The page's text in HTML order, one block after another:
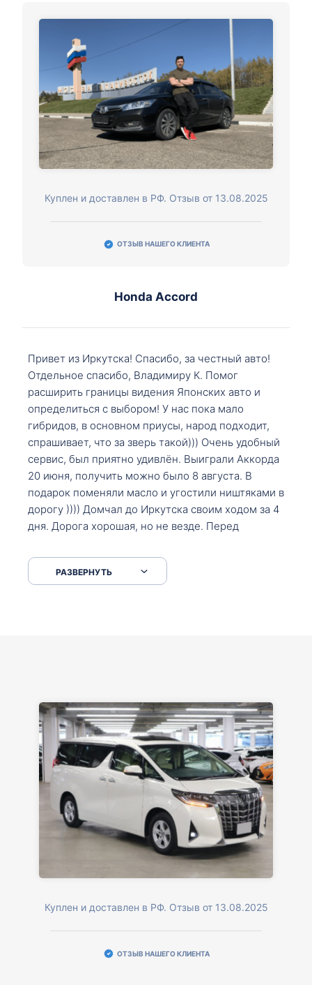
Куплен и доставлен в РФ. Отзыв от 13.08.2025
ОТЗЫВ НАШЕГО КЛИЕНТА
Honda Accord
Привет из Иркутска! Спасибо, за честный авто!
Отдельное спасибо, Владимиру К. Помог
расширить границы видения Японских авто и
определиться с выбором! У нас пока мало
гибридов, в основном приусы, народ подходит,
спрашивает, что за зверь такой))) Очень удобный
сервис, был приятно удивлён. Выиграли Аккорда
20 июня, получить можно было 8 августа. В
подарок поменяли масло и угостили ништяками в
дорогу )))) Домчал до Иркутска своим ходом за 4
дня. Дорога хорошая, но не везде. Перед
серпантинах по пути следования.
РАЗВЕРНУТЬ
Куплен и доставлен в РФ. Отзыв от 13.08.2025
ОТЗЫВ НАШЕГО КЛИЕНТА